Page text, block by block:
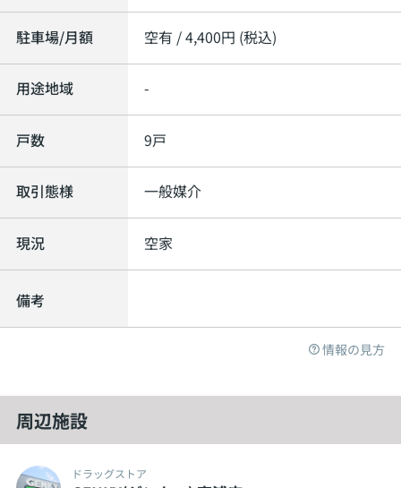
駐車場/月額 空有 / 4,400円 (税込)
用途地域 -
戸数 9戸
取引態様 一般媒介
現況 空家
備考
情報の見方
周辺施設
ドラッグストア